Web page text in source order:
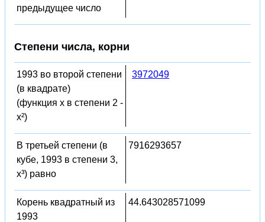
предыдущее число
Степени числа, корни
1993 во второй степени
(в квадрате)
(функция x в степени 2 -
x²)
3972049
В третьей степени (в
кубе, 1993 в степени 3,
x³) равно
7916293657
Корень квадратный из
1993
44.643028571099